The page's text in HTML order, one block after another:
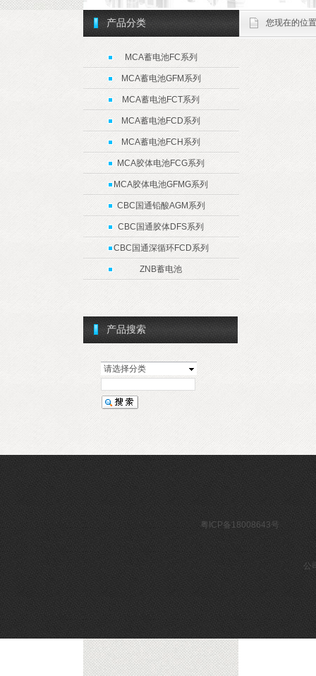
您现在的位
产品搜索
请选择分类
产品分类
MCA蓄电池FC系列
MCA蓄电池GFM系列
MCA蓄电池FCT系列
MCA蓄电池FCD系列
MCA蓄电池FCH系列
MCA胶体电池FCG系列
MCA胶体电池GFMG系列
CBC国通铅酸AGM系列
CBC国通胶体DFS系列
CBC国通深循环FCD系列
ZNB蓄电池
粤ICP
公